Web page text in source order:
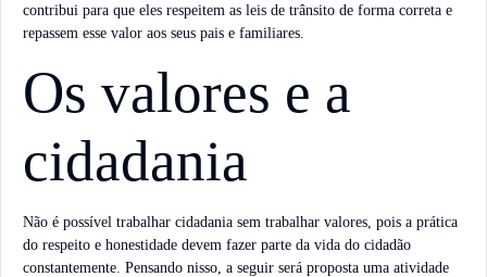
contribui para que eles respeitem as leis de trânsito de forma correta e
repassem esse valor aos seus pais e familiares.
Os valores e a
cidadania
Não é possível trabalhar cidadania sem trabalhar valores, pois a prática
do respeito e honestidade devem fazer parte da vida do cidadão
constantemente. Pensando nisso, a seguir será proposta uma atividade